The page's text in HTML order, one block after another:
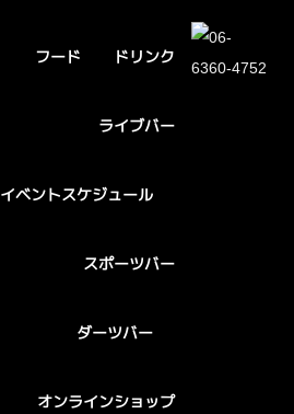
フード ドリンク
ライブバー
イベントスケジュール
スポーツバー
ダーツバー
オンラインショップ